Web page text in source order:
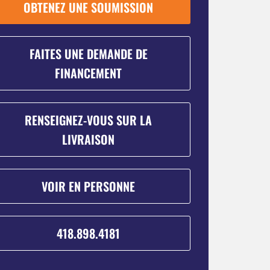
OBTENEZ UNE SOUMISSION
FAITES UNE DEMANDE DE
FINANCEMENT
RENSEIGNEZ-VOUS SUR LA
LIVRAISON
VOIR EN PERSONNE
418.898.4181